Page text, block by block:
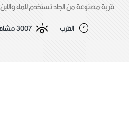
قربة مصنوعة من الجلد تستخدم للماء واللبن
القرب
3007 مشاهدات